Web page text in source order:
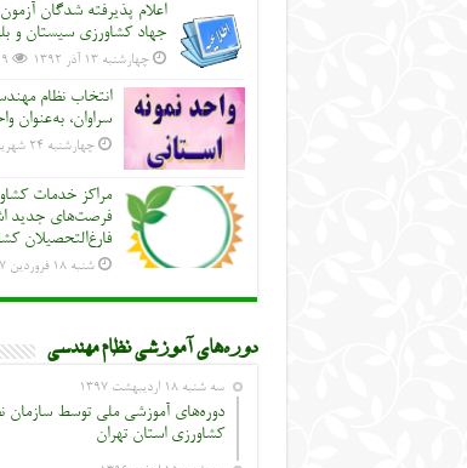
اعلام پذیرفته شدگان
جهاد کشاورزی سیستان و
چهارشنبه ۱۳ آذر ۱۳۹۲
انتخاب نظام
سراوان، به‌عنوان
چهارشنبه ۲۴ شهریور ۱۳۹۵
مراکز خدمات
فرصت‌های جدید
فارغ‌التحصیلان
شنبه ۱۸ فروردین ۱۳۹۷
دوره‌های آموزشی نظام مهندسی
سه شنبه ۱۸ اردیبهشت ۱۳۹۷
دوره‌های آموزشی ملی توسط سازمان
کشاورزی استان تهران